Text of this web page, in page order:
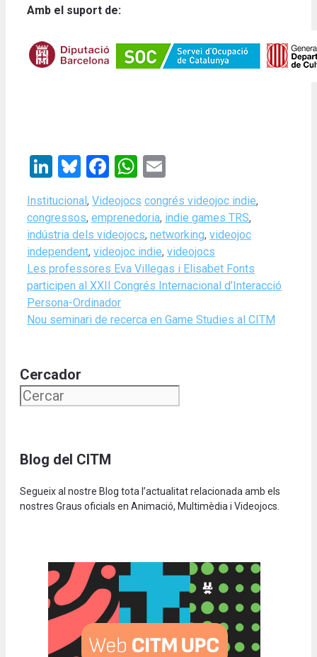
Amb el suport de:
LinkedIn
Bluesky
Facebook
WhatsApp
Categories
Institucional , Videojocs Tags
congrés videojoc indie,
congressos, emprenedoria, indie games TRS,
indústria dels videojocs, networking, videojoc
independent, videojoc indie, videojocs
Les professores Eva Villegas i Elisabet Fonts
participen al XXII Congrés Internacional d’Interacció
Persona-Ordinador
Nou seminari de recerca en Game Studies al CITM
Cercador
Blog del CITM
Segueix al nostre Blog tota l’actualitat relacionada amb els
nostres Graus oficials en Animació, Multimèdia i Videojocs.